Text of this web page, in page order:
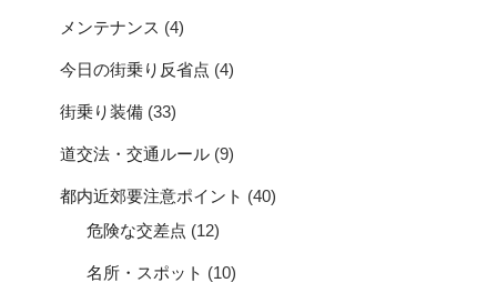
メンテナンス (4)
今日の街乗り反省点 (4)
街乗り装備 (33)
道交法・交通ルール (9)
都内近郊要注意ポイント (40)
危険な交差点 (12)
名所・スポット (10)